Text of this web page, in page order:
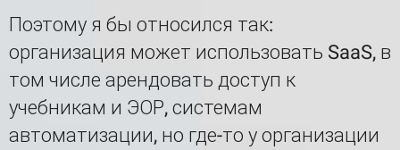
Поэтому я бы относился так:
организация может использовать SaaS, в
том числе арендовать доступ к
учебникам и ЭОР, системам
автоматизации, но где-то у организации